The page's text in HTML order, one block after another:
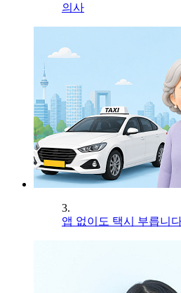
의사
3.
앱 없이도 택시 부릅니